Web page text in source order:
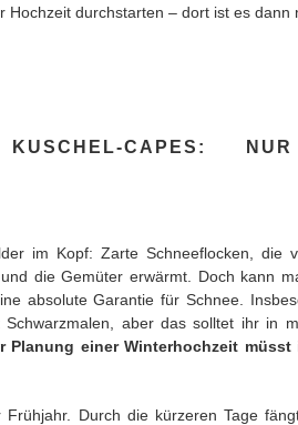
durchstarten – dort ist es dann
KUSCHEL-CAPES:
im Kopf: Zarte Schneeflocken, die
die Gemüter erwärmt. Doch kann
absolute Garantie für Schnee.
aber das solltet ihr in
Planung einer Winterhochzeit
Durch die kürzeren Tage